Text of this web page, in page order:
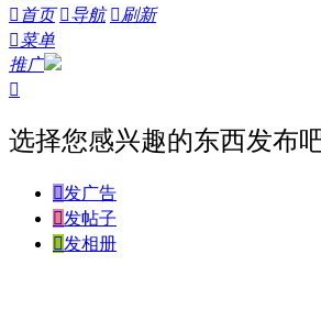
 首页 导航 刷新
菜单
推广

选择您感兴趣的东西发布
发广告
发帖子
发相册